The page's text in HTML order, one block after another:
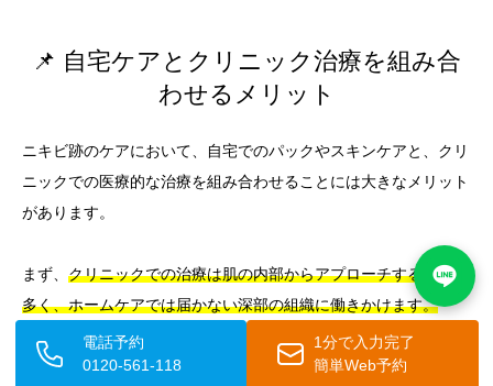
📌 自宅ケアとクリニック治療を組み合
わせるメリット
ニキビ跡のケアにおいて、自宅でのパックやスキンケアと、クリ
ニックでの医療的な治療を組み合わせることには大きなメリット
があります。
まず、 クリニックでの治療は肌の内部からアプローチするものが
多く、ホームケアでは届かない深部の組織に働きかけます。一
方、日々のパックやスキンケアは肌の表面を整え、治療の効果を
持続させる役割を担います。両者を組み合わせることで、相乗効
電話予約
0120-561-118
1分で入力完了
簡単Web予約